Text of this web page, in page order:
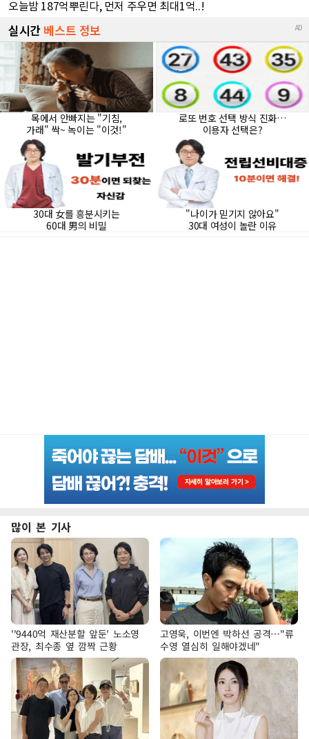
많이 본 기사
''9440억 재산분할 앞둔' 노소영
관장, 최수종 옆 깜짝 근황
고영욱, 이번엔 박하선 공격…"류
수영 열심히 일해야겠네"